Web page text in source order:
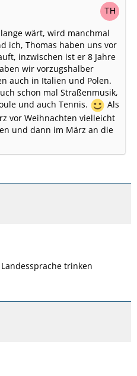
wärt, wird manchmal
ich, Thomas haben uns vor
inzwischen ist er 8 Jahre
wir vorzugshalber
auch in Italien und Polen.
schon mal Straßenmusik,
und auch Tennis.
Als
vor Weihnachten vielleicht
und dann im März an die
trinken